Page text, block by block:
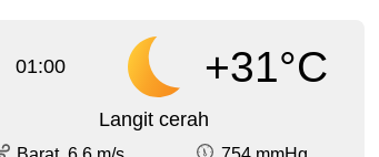
01:00 +31°C
Langit cerah